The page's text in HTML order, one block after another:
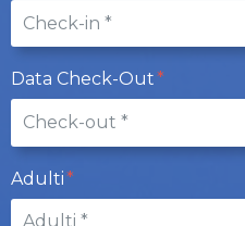
Data Check-Out
Adulti